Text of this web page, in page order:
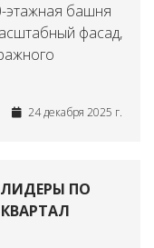
этажная башня
фасад,
24 декабря 2025 г.
ПО